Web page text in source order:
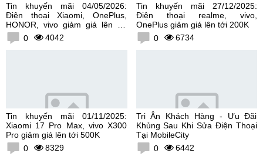
Tin khuyến mãi 04/05/2026:
Điện thoại Xiaomi, OnePlus,
HONOR, vivo giảm giá lên tới
300K0 4042
Tin khuyến mãi 27/12/2025:
Điện thoại realme, vivo,
OnePlus giảm giá lên tới 200K
0
6734
Tin khuyến mãi 01/11/2025:
Xiaomi 17 Pro Max, vivo X300
Pro giảm giá lên tới 500K
0
8329
Tri Ân Khách Hàng - Ưu Đãi
Khủng Sau Khi Sửa Điện Thoại
Tại MobileCity
0
6442